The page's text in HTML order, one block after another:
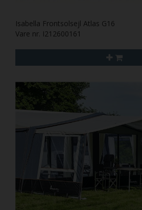
Isabella Frontsolsejl Atlas G16
Vare nr. I212600161